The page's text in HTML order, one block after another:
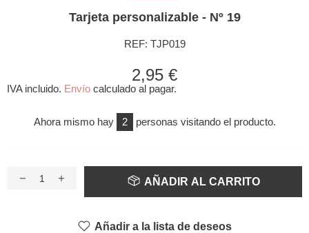
Tarjeta personalizable - Nº 19
REF: TJP019
2,95 €
IVA incluido. Envío calculado al pagar.
Ahora mismo hay 2 personas visitando el producto.
AÑADIR AL CARRITO
Añadir a la lista de deseos